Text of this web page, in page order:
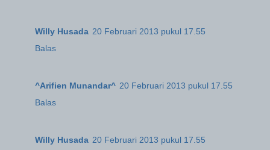
Willy Husada 20 Februari 2013 pukul 17.55
Balas
^Arifien Munandar^ 20 Februari 2013 pukul 17.55
Balas
Willy Husada 20 Februari 2013 pukul 17.55